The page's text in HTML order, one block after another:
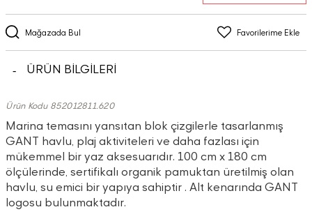
Mağazada Bul Favorilerime Ekle
ÜRÜN BİLGİLERİ
Ürün Kodu 852012811.620
Marina temasını yansıtan blok çizgilerle tasarlanmış
GANT havlu, plaj aktiviteleri ve daha fazlası için
mükemmel bir yaz aksesuarıdır. 100 cm x 180 cm
ölçülerinde, sertifikalı organik pamuktan üretilmiş olan
havlu, su emici bir yapıya sahiptir . Alt kenarında GANT
logosu bulunmaktadır.